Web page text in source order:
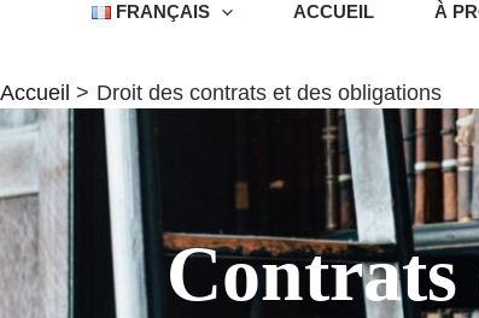
FRANÇAIS ACCUEIL À
Accueil Droit des contrats et des obligations
Contrats